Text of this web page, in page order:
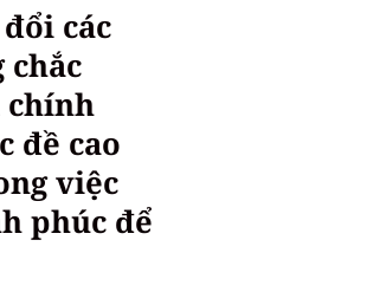
các
chính
đề cao
việc
phúc để